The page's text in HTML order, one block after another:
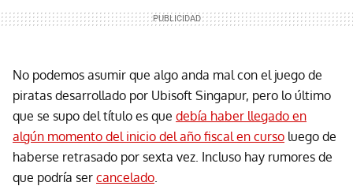
No podemos asumir que algo anda mal con el juego de
piratas desarrollado por Ubisoft Singapur, pero lo último
que se supo del título es que debía haber llegado en
algún momento del inicio del año fiscal en curso luego de
haberse retrasado por sexta vez. Incluso hay rumores de
que podría ser cancelado